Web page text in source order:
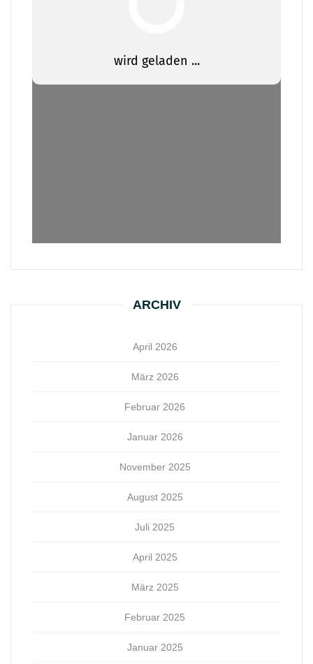
ARCHIV
April 2026
März 2026
Februar 2026
Januar 2026
November 2025
August 2025
Juli 2025
April 2025
März 2025
Februar 2025
Januar 2025